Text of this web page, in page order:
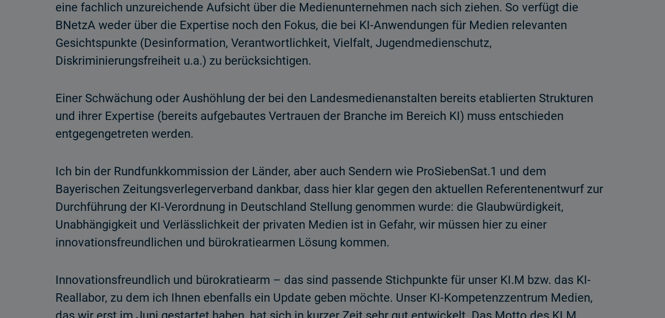
eine fachlich unzureichende Aufsicht über die Medienunternehmen nach sich ziehen. So verfügt die
BNetzA weder über die Expertise noch den Fokus, die bei KI-Anwendungen für Medien relevanten
Gesichtspunkte (Desinformation, Verantwortlichkeit, Vielfalt, Jugendmedienschutz,
Diskriminierungsfreiheit u.a.) zu berücksichtigen.
Einer Schwächung oder Aushöhlung der bei den Landesmedienanstalten bereits etablierten Strukturen
und ihrer Expertise (bereits aufgebautes Vertrauen der Branche im Bereich KI) muss entschieden
entgegengetreten werden.
Ich bin der Rundfunkkommission der Länder, aber auch Sendern wie ProSiebenSat.1 und dem
Bayerischen Zeitungsverlegerverband dankbar, dass hier klar gegen den aktuellen Referentenentwurf zur
Durchführung der KI-Verordnung in Deutschland Stellung genommen wurde: die Glaubwürdigkeit,
Unabhängigkeit und Verlässlichkeit der privaten Medien ist in Gefahr, wir müssen hier zu einer
innovationsfreundlichen und bürokratiearmen Lösung kommen.
Innovationsfreundlich und bürokratiearm – das sind passende Stichpunkte für unser KI.M bzw. das KI-
Reallabor, zu dem ich Ihnen ebenfalls ein Update geben möchte. Unser KI-Kompetenzzentrum Medien,